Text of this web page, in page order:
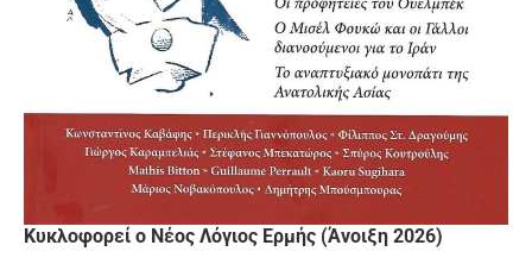
Κυκλοφορεί ο Νέος Λόγιος Ερμής (Άνοιξη 2026)